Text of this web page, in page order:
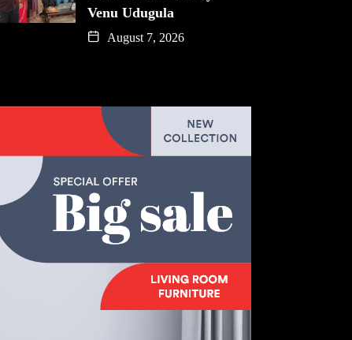
Venu Udugula
August 7, 2026